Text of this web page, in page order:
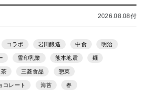
2026.08.08付
コラボ 岩田醸造 中食 明治
雪印乳業 熊本地震 麺
三菱食品 惣菜
コレート 海苔 春